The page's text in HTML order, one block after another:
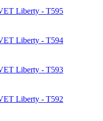
Liberty - T595
Liberty - T594
Liberty - T593
Liberty - T592